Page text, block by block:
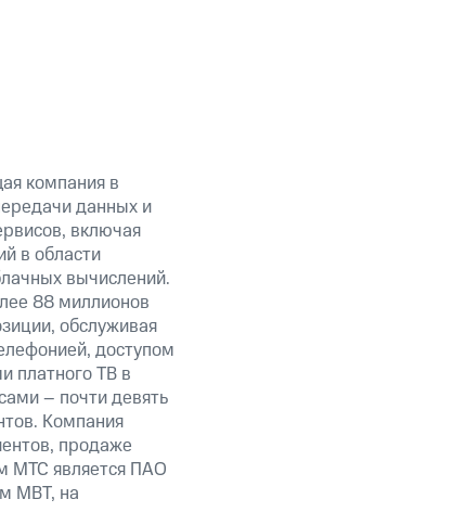
компания в
данных и
включая
в области
вычислений.
88 миллионов
обслуживая
доступом
платного ТВ в
– почти девять
Компания
продаже
МТС является ПАО
MBT, на